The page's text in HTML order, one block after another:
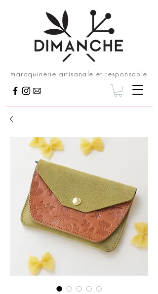
maroquinerie artisanale et responsable